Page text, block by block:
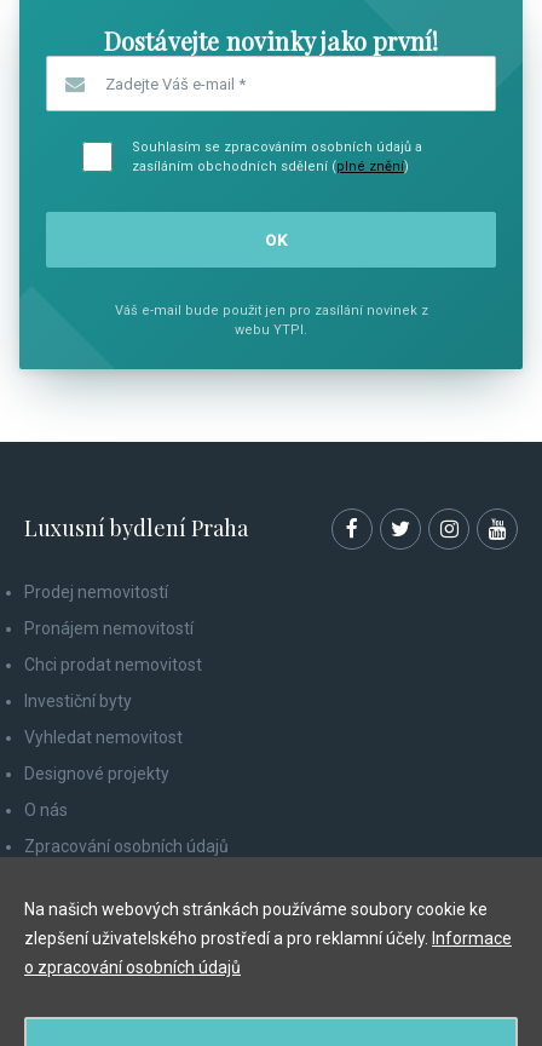
Dostávejte novinky jako první!
Souhlasím se zpracováním osobních údajů a
zasíláním obchodních sdělení (plné znění)
Váš e-mail bude použit jen pro zasílání novinek z
webu YTPI.
Luxusní bydlení Praha
Prodej nemovitostí
Pronájem nemovitostí
Chci prodat nemovitost
Investiční byty
Vyhledat nemovitost
Designové projekty
O nás
Zpracování osobních údajů
Odhlášení z newsletteru
Na našich webových stránkách používáme soubory cookie ke
zlepšení uživatelského prostředí a pro reklamní účely. Informace
o zpracování osobních údajů